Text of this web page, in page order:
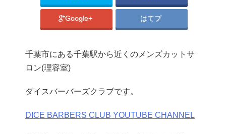
Google+ はてブ
千葉市にある千葉駅から近くのメンズカットサ
ロン(理容室)
ダイスバーバーズクラブです。
DICE BARBERS CLUB YOUTUBE CHANNEL